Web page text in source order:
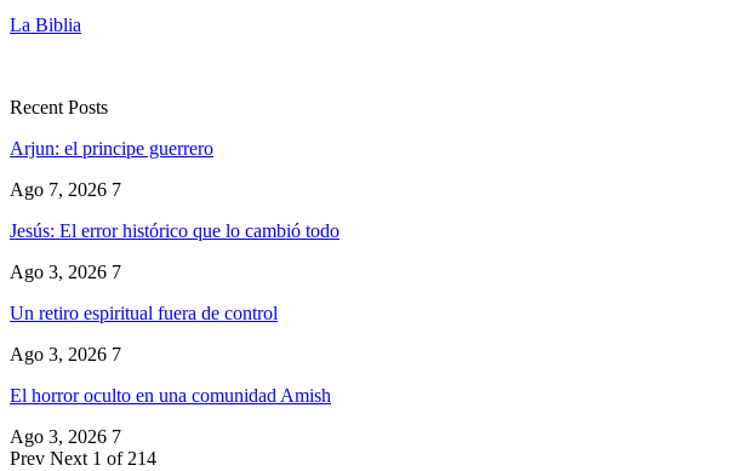
La Biblia
Recent Posts
Arjun: el principe guerrero
Ago 7, 2026 7
Jesús: El error histórico que lo cambió todo
Ago 3, 2026 7
Un retiro espiritual fuera de control
Ago 3, 2026 7
El horror oculto en una comunidad Amish
Ago 3, 2026 7
Prev Next 1 of 214